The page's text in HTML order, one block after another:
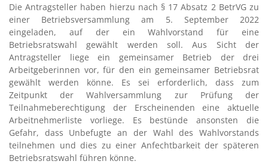
Die Antragsteller haben hierzu nach § 17 Absatz 2 BetrVG zu
einer Betriebsversammlung am 5. September 2022
eingeladen, auf der ein Wahlvorstand für eine
Betriebsratswahl gewählt werden soll. Aus Sicht der
Antragsteller liege ein gemeinsamer Betrieb der drei
Arbeitgeberinnen vor, für den ein gemeinsamer Betriebsrat
gewählt werden könne. Es sei erforderlich, dass zum
Zeitpunkt der Wahlversammlung zur Prüfung der
Teilnahmeberechtigung der Erscheinenden eine aktuelle
Arbeitnehmerliste vorliege. Es bestünde ansonsten die
Gefahr, dass Unbefugte an der Wahl des Wahlvorstands
teilnehmen und dies zu einer Anfechtbarkeit der späteren
Betriebsratswahl führen könne.